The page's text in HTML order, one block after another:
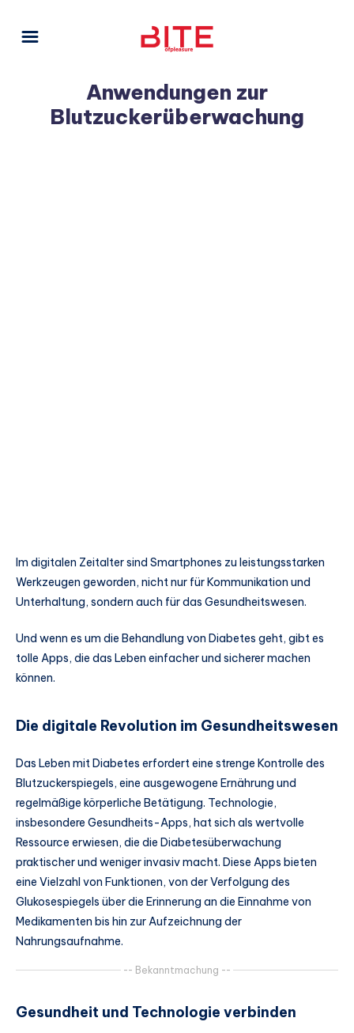
Anwendungen zur
Blutzuckerüberwachung
Im digitalen Zeitalter sind Smartphones zu leistungsstarken
Werkzeugen geworden, nicht nur für Kommunikation und
Unterhaltung, sondern auch für das Gesundheitswesen.
Und wenn es um die Behandlung von Diabetes geht, gibt es
tolle Apps, die das Leben einfacher und sicherer machen
können.
Die digitale Revolution im Gesundheitswesen
Das Leben mit Diabetes erfordert eine strenge Kontrolle des
Blutzuckerspiegels, eine ausgewogene Ernährung und
regelmäßige körperliche Betätigung. Technologie,
insbesondere Gesundheits-Apps, hat sich als wertvolle
Ressource erwiesen, die die Diabetesüberwachung
praktischer und weniger invasiv macht. Diese Apps bieten
eine Vielzahl von Funktionen, von der Verfolgung des
Glukosespiegels über die Erinnerung an die Einnahme von
Medikamenten bis hin zur Aufzeichnung der
Nahrungsaufnahme.
-- Bekanntmachung --
Gesundheit und Technologie verbinden